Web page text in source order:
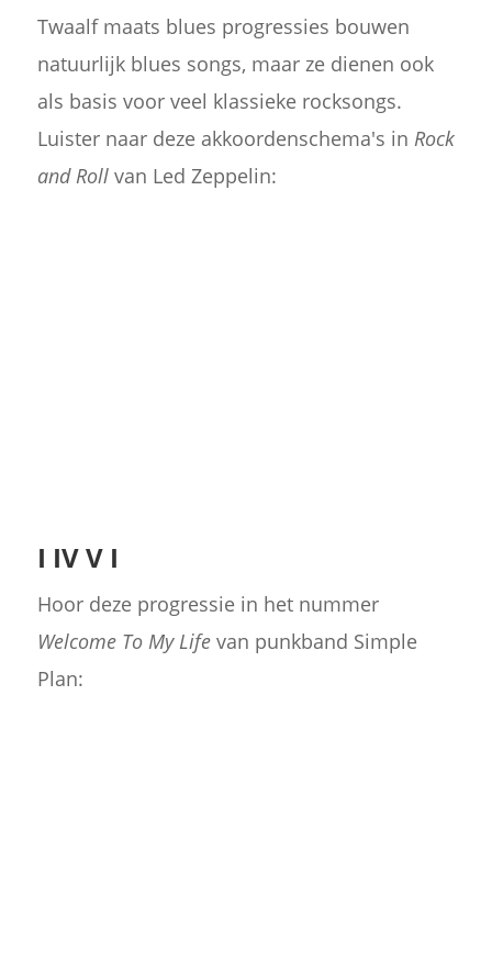
Twaalf maats blues progressies bouwen
natuurlijk blues songs, maar ze dienen ook
als basis voor veel klassieke rocksongs.
Luister naar deze akkoordenschema's in Rock
and Rollvan Led Zeppelin:
I IV V I
Hoor deze progressie in het nummer
Welcome To My Lifevan punkband Simple
Plan: